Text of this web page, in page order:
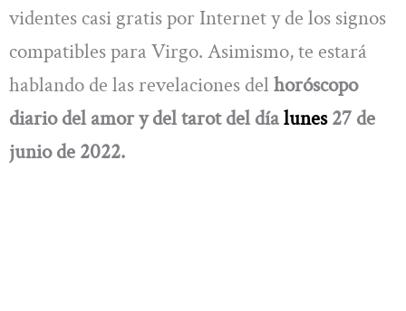
videntes casi gratis por Internet y de los signos
compatibles para Virgo. Asimismo, te estará
hablando de las revelaciones del horóscopo
diario del amor y del tarot del díalunes27 de
junio de 2022.